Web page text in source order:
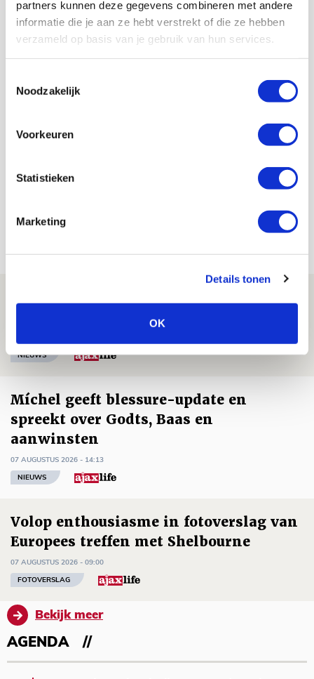
partners kunnen deze gegevens combineren met andere
informatie die je aan ze hebt verstrekt of die ze hebben
verzameld op basis van je gebruik van hun services.
Noodzakelijk
Voorkeuren
Statistieken
Marketing
Details tonen
OK
te gaan, ga ik het zeker proberen.”
AANBEVOLEN
mijn hoofd spoken’
NIEUWS
Míchel geeft blessure-update en
spreekt over Godts, Baas en
aanwinsten
07 AUGUSTUS 2026 - 14:13
NIEUWS
Volop enthousiasme in fotoverslag van
Europees treffen met Shelbourne
07 AUGUSTUS 2026 - 09:00
FOTOVERSLAG
Bekijk meer
AGENDA